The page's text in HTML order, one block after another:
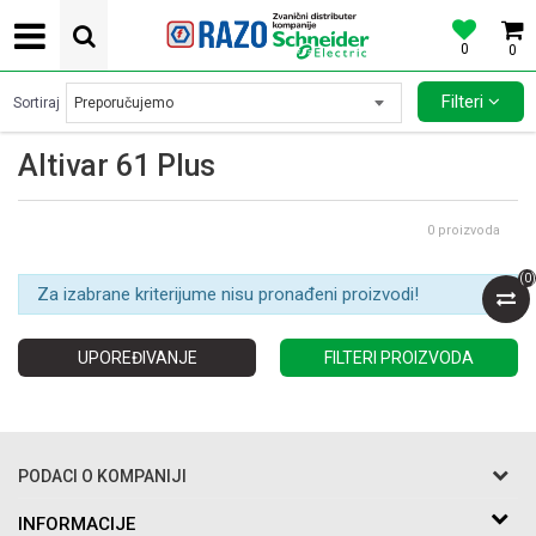
0
0
POVOLJNE CENE AUTOMATSKIH OSIGURACA SCHNEIDER ELECTRIC
(0)
Altivar 61 Plus
Sortiraj Filteri
0 proizvoda
Za izabrane kriterijume nisu pronađeni proizvodi!
UPOREĐIVANJE FILTERI PROIZVODA
PODACI O KOMPANIJI
Razo DOO
INFORMACIJE